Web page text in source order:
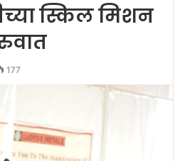
स्किल मिशन
177